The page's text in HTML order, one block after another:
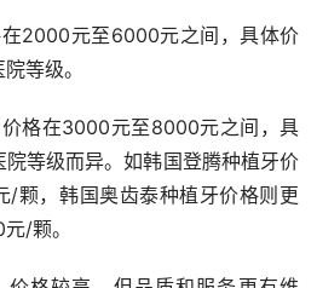
等级。
等级而异。如韩国登腾种植牙价
颗，韩国奥齿泰种植牙价格则更
/颗。